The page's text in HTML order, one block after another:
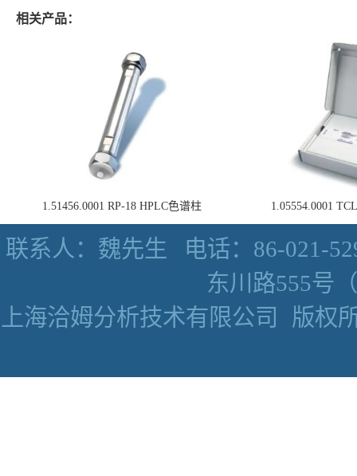
相关产品：
1.51456.0001 RP-18 HPLC色谱柱 1.05554.0001
联系人：魏先生
电话：86-021-
东川路555号
上海洽姆分析技术有限公司
版权